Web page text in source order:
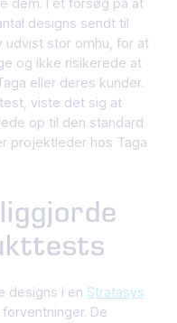
dem. I et forsøg på at
designs sendt til
udvist stor omhu, for at
og ikke risikerede at
eller deres kunder.
viste det sig at
op til den standard
projektleder hos Taga
designs i en Stratasys
De